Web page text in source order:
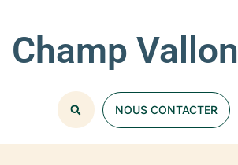
Champ Vallon
NOUS CONTACTER